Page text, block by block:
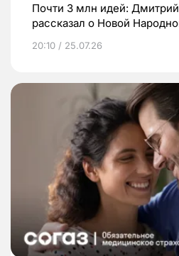
Почти 3 млн идей:
рассказал о Новой
20:10 / 25.07.26